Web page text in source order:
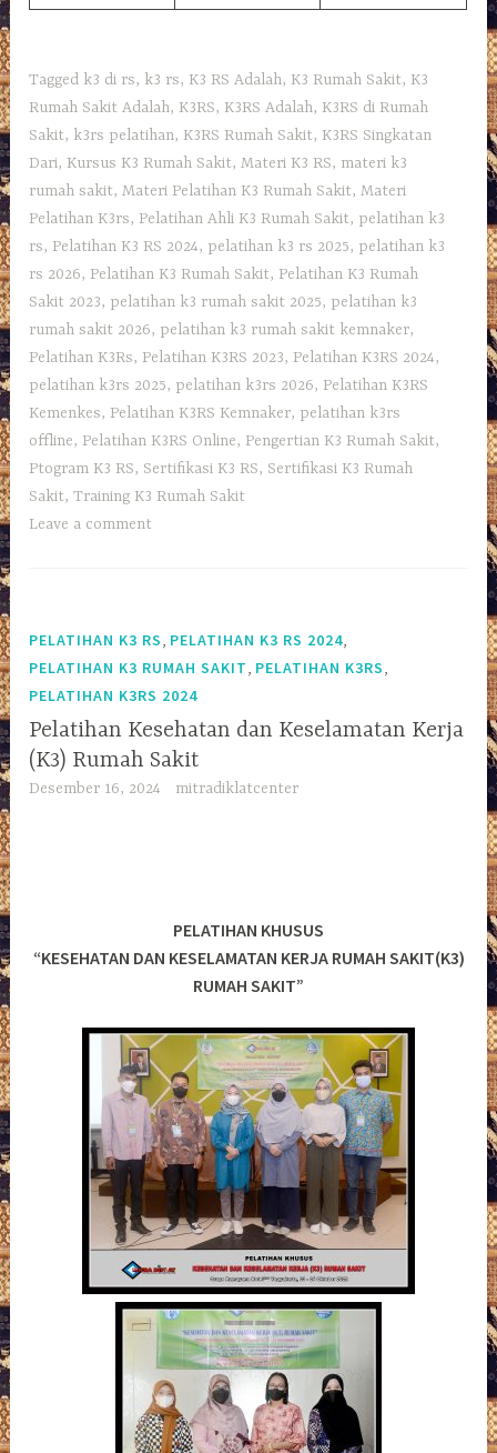
Tagged k3 di rs, k3 rs, K3 RS Adalah, K3 Rumah Sakit, K3
Rumah Sakit Adalah, K3RS, K3RS Adalah, K3RS di Rumah
Sakit, k3rs pelatihan, K3RS Rumah Sakit, K3RS Singkatan
Dari, Kursus K3 Rumah Sakit,Materi K3 RS, materi k3
rumah sakit,Materi Pelatihan K3 Rumah Sakit,Materi
Pelatihan K3rs, Pelatihan Ahli K3 Rumah Sakit, pelatihan k3
rs, Pelatihan K3 RS 2024, pelatihan k3 rs 2025, pelatihan k3
rs 2026, Pelatihan K3 Rumah Sakit, Pelatihan K3 Rumah
Sakit 2023, pelatihan k3 rumah sakit 2025, pelatihan k3
rumah sakit 2026, pelatihan k3 rumah sakit kemnaker,
Pelatihan K3Rs, Pelatihan K3RS 2023, Pelatihan K3RS 2024,
pelatihan k3rs 2025, pelatihan k3rs 2026, Pelatihan K3RS
Kemenkes, Pelatihan K3RS Kemnaker, pelatihan k3rs
offline, Pelatihan K3RS Online, Pengertian K3 Rumah Sakit,
Ptogram K3 RS, Sertifikasi K3 RS, Sertifikasi K3 Rumah
Sakit,Training K3 Rumah Sakit
Leave a comment
PELATIHAN K3 RS PELATIHAN K3 RS 2024
PELATIHAN K3 RUMAH SAKIT PELATIHAN K3RS
PELATIHAN K3RS 2024
Pelatihan Kesehatan dan Keselamatan Kerja
(K3) Rumah Sakit
Desember 16, 2024 mitradiklatcenter
PELATIHAN KHUSUS
“KESEHATAN DAN KESELAMATAN KERJA RUMAH SAKIT(K3)
RUMAH SAKIT”